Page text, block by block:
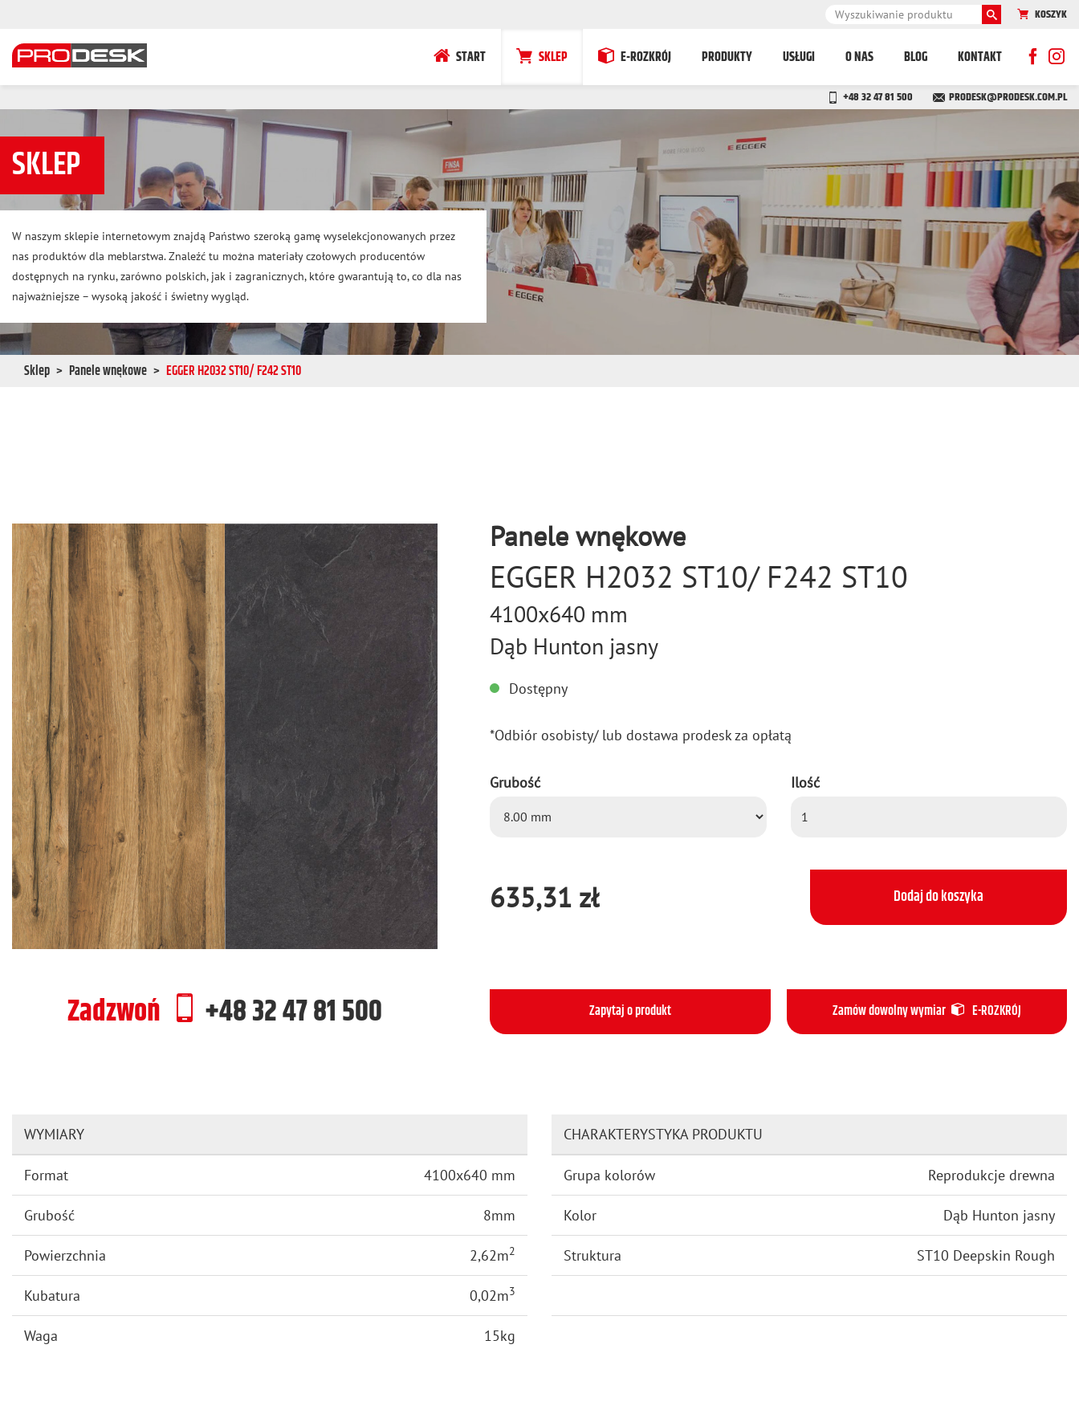
KOSZYK
START SKLEP E-ROZKRÓJ PRODUKTY USŁUGI O NAS BLOG KONTAKT
+48 32 47 81 500 PRODESK@PRODESK.COM.PL
SKLEP
W naszym sklepie internetowym znajdą Państwo szeroką gamę wyselekcjonowanych przez
nas produktów dla meblarstwa. Znaleźć tu można materiały czołowych producentów
dostępnych na rynku, zarówno polskich, jak i zagranicznych, które gwarantują to, co dla nas
najważniejsze – wysoką jakość i świetny wygląd.
Sklep Panele wnękowe EGGER H2032 ST10/ F242 ST10
Panele wnękowe
EGGER H2032 ST10/ F242 ST10
4100x640 mm
Dąb Hunton jasny
Dostępny
*Od­biór oso­bi­sty/ lub do­sta­wa pro­desk za opła­tą
Grubość Ilość
635,31 zł Dodaj do koszyka
Zadzwoń +48 32 47 81 500 Zapytaj o produkt Zamów dowolny wymiar E-ROZKRÓJ
WYMIARY
Format 4100x640 mm
Grubość 8mm
Powierzchnia 2,62m2
Kubatura 0,02m3
Waga 15kg
CHARAKTERYSTYKA PRODUKTU
Grupa kolorów Reprodukcje drewna
Kolor Dąb Hunton jasny
Struktura ST10 Deepskin Rough